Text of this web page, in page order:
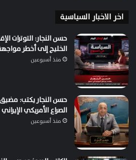
اخر الاخبار السياسية
حسن النجار: التوترات
الخليج إلى أخطر
منذ أسبوعين
حسن النجار يكتب:
الصراع الأمريكي الإيراني
منذ أسبوعين